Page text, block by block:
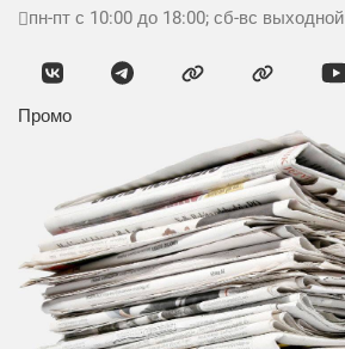
пн-пт с 10:00 до 18:00; сб-вс выходной
Промо